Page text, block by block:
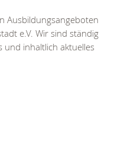
Ausbildungsangeboten
e.V. Wir sind ständig
und inhaltlich aktuelles